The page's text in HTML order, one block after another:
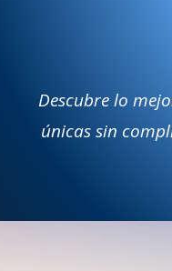
Descubre lo
únicas sin